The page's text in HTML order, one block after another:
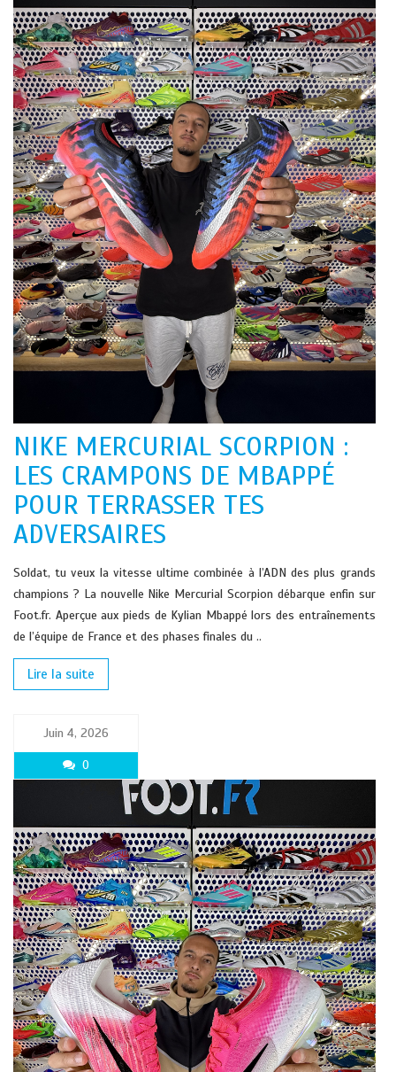
NIKE MERCURIAL SCORPION :
LES CRAMPONS DE MBAPPÉ
POUR TERRASSER TES
ADVERSAIRES
Soldat, tu veux la vitesse ultime combinée à l’ADN des plus grands
champions ? La nouvelle Nike Mercurial Scorpion débarque enfin sur
Foot.fr. Aperçue aux pieds de Kylian Mbappé lors des entraînements
de l’équipe de France et des phases finales du ..
Lire la suite
Juin 4, 2026
0